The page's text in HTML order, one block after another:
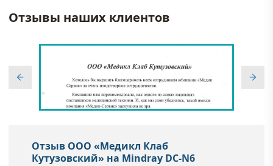
Отзывы наших клиентов
Отзыв ООО «Медикл Клаб
Кутузовский» на Mindray DC-N6